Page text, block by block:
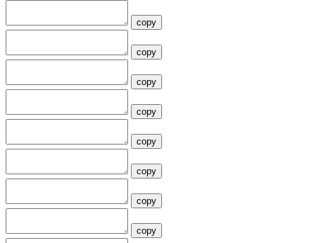
copy
copy
copy
copy
copy
copy
copy
copy